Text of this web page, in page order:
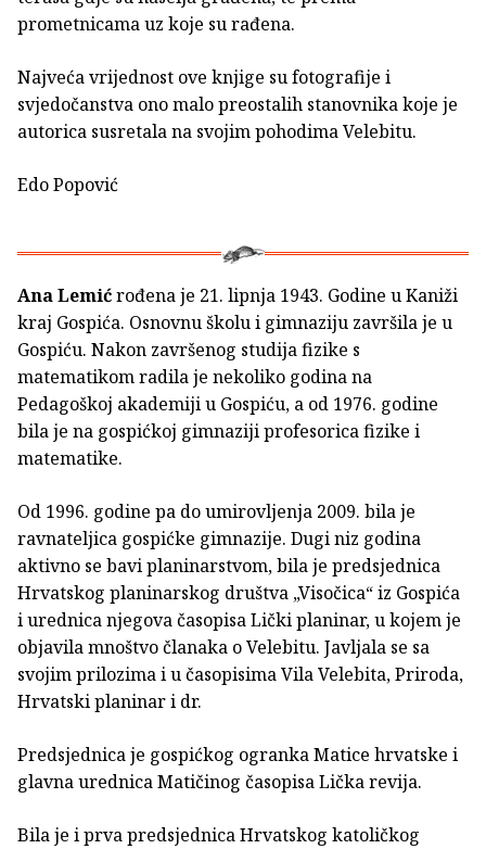
prometnicama uz koje su rađena.
Najveća vrijednost ove knjige su fotografije i
svjedočanstva ono malo preostalih stanovnika koje je
autorica susretala na svojim pohodima Velebitu.
Edo Popović
Ana Lemićrođena je 21. lipnja 1943. Godine u Kaniži
kraj Gospića. Osnovnu školu i gimnaziju završila je u
Gospiću. Nakon završenog studija fizike s
matematikom radila je nekoliko godina na
Pedagoškoj akademiji u Gospiću, a od 1976. godine
bila je na gospićkoj gimnaziji profesorica fizike i
matematike.
Od 1996. godine pa do umirovljenja 2009. bila je
ravnateljica gospićke gimnazije. Dugi niz godina
aktivno se bavi planinarstvom, bila je predsjednica
Hrvatskog planinarskog društva „Visočica“ iz Gospića
i urednica njegova časopisa Lički planinar, u kojem je
objavila mnoštvo članaka o Velebitu. Javljala se sa
svojim prilozima i u časopisima Vila Velebita, Priroda,
Hrvatski planinar i dr.
Predsjednica je gospićkog ogranka Matice hrvatske i
glavna urednica Matičinog časopisa Lička revija.
Bila je i prva predsjednica Hrvatskog katoličkog